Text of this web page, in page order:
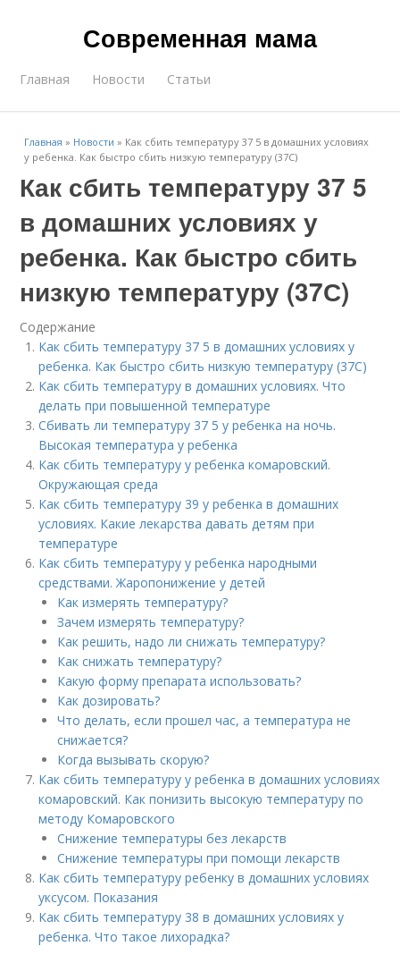
Современная мама
Главная Новости Статьи
Главная » Новости » Как сбить температуру 37 5 в домашних условиях
у ребенка. Как быстро сбить низкую температуру (37С)
Как сбить температуру 37 5
в домашних условиях у
ребенка. Как быстро сбить
низкую температуру (37С)
Содержание
Как сбить температуру 37 5 в домашних условиях у
ребенка. Как быстро сбить низкую температуру (37С)
Как сбить температуру в домашних условиях. Что
делать при повышенной температуре
Сбивать ли температуру 37 5 у ребенка на ночь.
Высокая температура у ребенка
Как сбить температуру у ребенка комаровский.
Окружающая среда
Как сбить температуру 39 у ребенка в домашних
условиях. Какие лекарства давать детям при
температуре
Как сбить температуру у ребенка народными
средствами. Жаропонижение у детей
Как измерять температуру?
Зачем измерять температуру?
Как решить, надо ли снижать температуру?
Как снижать температуру?
Какую форму препарата использовать?
Как дозировать?
Что делать, если прошел час, а температура не
снижается?
Когда вызывать скорую?
Как сбить температуру у ребенка в домашних условиях
комаровский. Как понизить высокую температуру по
методу Комаровского
Снижение температуры без лекарств
Снижение температуры при помощи лекарств
Как сбить температуру ребенку в домашних условиях
уксусом. Показания
Как сбить температуру 38 в домашних условиях у
ребенка. Что такое лихорадка?